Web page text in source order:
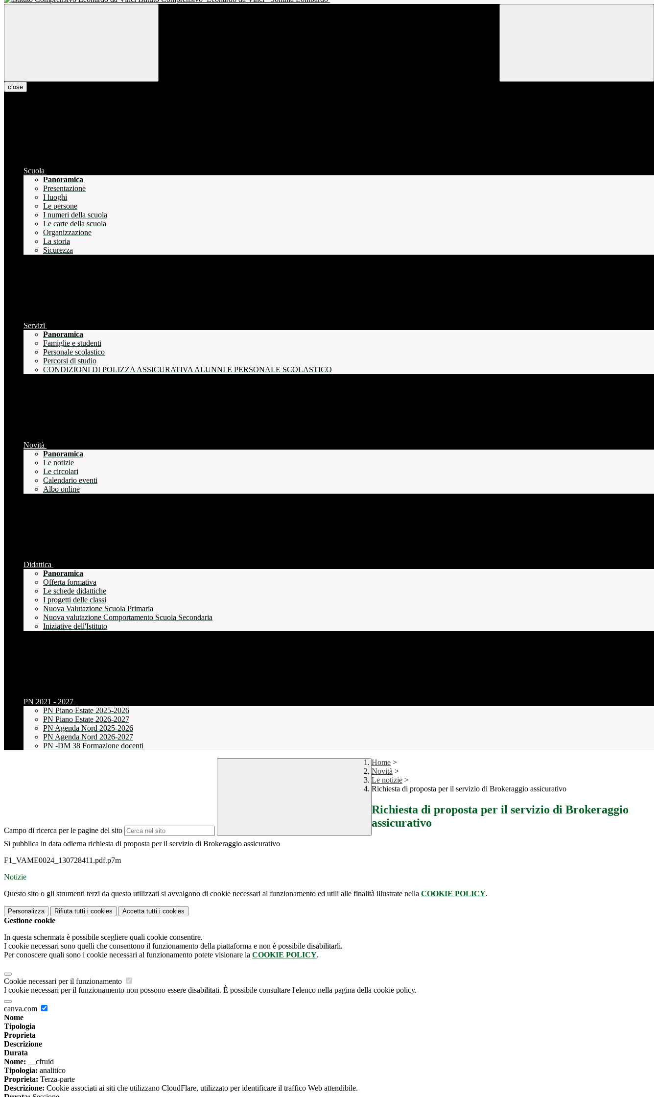
close
Scuola
Panoramica
Presentazione
I luoghi
Le persone
I numeri della scuola
Le carte della scuola
Organizzazione
La storia
Sicurezza
Servizi
Panoramica
Famiglie e studenti
Personale scolastico
Percorsi di studio
CONDIZIONI DI POLIZZA ASSICURATIVA ALUNNI E PERSONALE SCOLASTICO
Novità
Panoramica
Le notizie
Le circolari
Calendario eventi
Albo online
Didattica
Panoramica
Offerta formativa
Le schede didattiche
I progetti delle classi
Nuova Valutazione Scuola Primaria
Nuova valutazione Comportamento Scuola Secondaria
Iniziative dell'Istituto
PN 2021 - 2027
PN Piano Estate 2025-2026
PN Piano Estate 2026-2027
PN Agenda Nord 2025-2026
PN Agenda Nord 2026-2027
PN -DM 38 Formazione docenti
Campo di ricerca per le pagine del sito
Home >
Novità >
Le notizie >
Richiesta di proposta per il servizio di Brokeraggio assicurativo
Richiesta di proposta per il servizio di Brokeraggio
assicurativo
Si pubblica in data odierna richiesta di proposta per il servizio di Brokeraggio assicurativo
F1_VAME0024_130728411.pdf.p7m
Notizie
Questo sito o gli strumenti terzi da questo utilizzati si avvalgono di cookie necessari al funzionamento ed utili alle finalità illustrate nella COOKIE POLICY.
Personalizza Rifiuta tutti i cookies Accetta tutti i cookies
Gestione cookie
In questa schermata è possibile scegliere quali cookie consentire.
I cookie necessari sono quelli che consentono il funzionamento della piattaforma e non è possibile disabilitarli.
Per conoscere quali sono i cookie necessari al funzionamento potete visionare la COOKIE POLICY.
Cookie necessari per il funzionamento
I cookie necessari per il funzionamento non possono essere disabilitati. È possibile consultare l'elenco nella pagina della cookie policy.
canva.com
Nome
Tipologia
Proprieta
Descrizione
Durata
Nome: __cfruid
Tipologia: analitico
Proprieta: Terza-parte
Descrizione: Cookie associati ai siti che utilizzano CloudFlare, utilizzato per identificare il traffico Web attendibile.